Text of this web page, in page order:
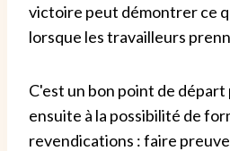
victoire peut démontrer ce
lorsque les travailleurs
C'est un bon point de
ensuite à la possibilité de
revendications : faire